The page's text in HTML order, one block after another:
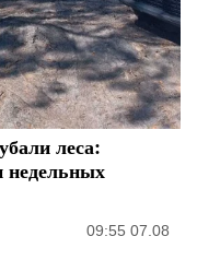
леса:
недельных
09:55 07.08